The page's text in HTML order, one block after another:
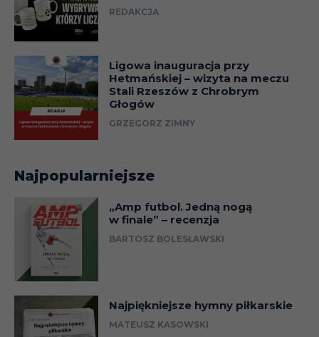
REDAKCJA
Ligowa inauguracja przy
Hetmańskiej – wizyta na meczu
Stali Rzeszów z Chrobrym
Głogów
GRZEGORZ ZIMNY
Najpopularniejsze
„Amp futbol. Jedną nogą
w finale” – recenzja
BARTOSZ BOLESŁAWSKI
Najpiękniejsze hymny piłkarskie
MATEUSZ KASOWSKI